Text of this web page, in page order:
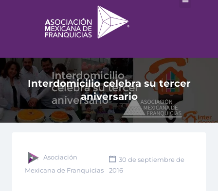
Interdomicilio celebra su tercer
aniversario
Asociación
Mexicana de Franquicias
30 de septiembre de
2016